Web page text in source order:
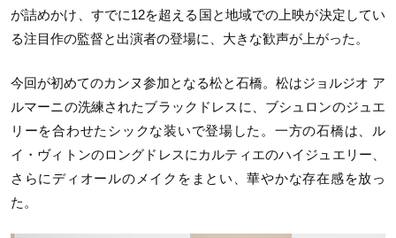
が詰めかけ、すでに12を超える国と地域での上映が決定してい
る注目作の監督と出演者の登場に、大きな歓声が上がった。
今回が初めてのカンヌ参加となる松と石橋。松はジョルジオ ア
ルマーニの洗練されたブラックドレスに、ブシュロンのジュエ
リーを合わせたシックな装いで登場した。一方の石橋は、ル
イ・ヴィトンのロングドレスにカルティエのハイジュエリー、
さらにディオールのメイクをまとい、華やかな存在感を放っ
た。